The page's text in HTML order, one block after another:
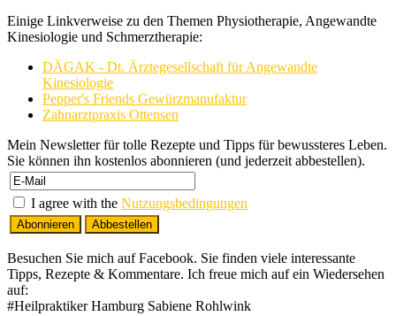
Einige Linkverweise zu den Themen Physiotherapie, Angewandte
Kinesiologie und Schmerztherapie:
DÄGAK - Dt. Ärztegesellschaft für Angewandte
Kinesiologie
Pepper's Friends Gewürzmanufaktur
Zahnarztpraxis Ottensen
Mein Newsletter für tolle Rezepte und Tipps für bewussteres Leben.
Sie können ihn kostenlos abonnieren (und jederzeit abbestellen).
I agree with the Nutzungsbedingungen
Besuchen Sie mich auf Facebook. Sie finden viele interessante
Tipps, Rezepte & Kommentare. Ich freue mich auf ein Wiedersehen
auf:
#Heilpraktiker Hamburg Sabiene Rohlwink